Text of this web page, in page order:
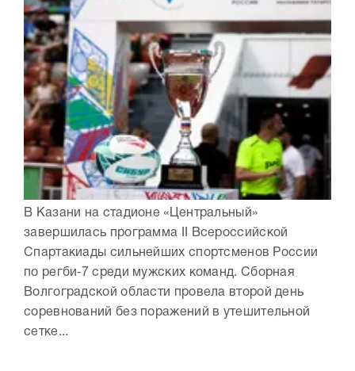
В Казани на стадионе «Центральный»
завершилась программа II Всероссийской
Спартакиады сильнейших спортсменов России
по регби‑7 среди мужских команд. Сборная
Волгоградской области провела второй день
соревнований без поражений в утешительной
сетке...